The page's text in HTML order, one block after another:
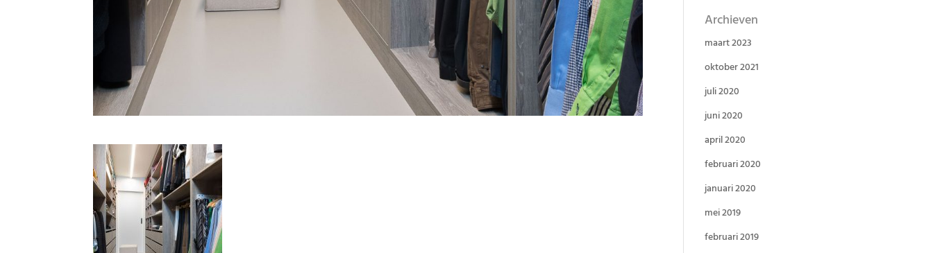
Archieven
maart 2023
oktober 2021
juli 2020
juni 2020
april 2020
februari 2020
januari 2020
mei 2019
februari 2019